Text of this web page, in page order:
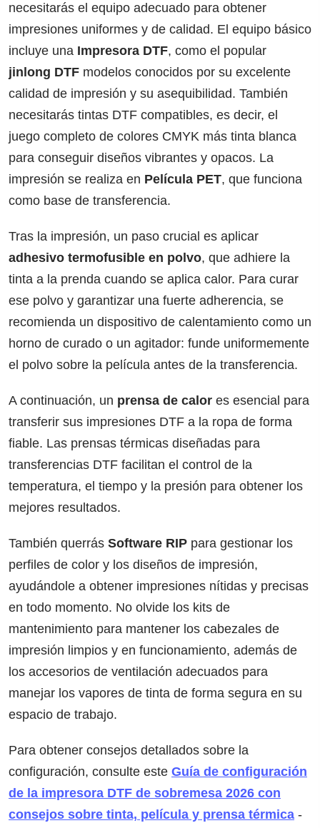
necesitarás el equipo adecuado para obtener
impresiones uniformes y de calidad. El equipo básico
incluye una Impresora DTF, como el popular
jinlong DTF modelos conocidos por su excelente
calidad de impresión y su asequibilidad. También
necesitarás tintas DTF compatibles, es decir, el
juego completo de colores CMYK más tinta blanca
para conseguir diseños vibrantes y opacos. La
impresión se realiza en Película PET, que funciona
como base de transferencia.
Tras la impresión, un paso crucial es aplicar
adhesivo termofusible en polvo, que adhiere la
tinta a la prenda cuando se aplica calor. Para curar
ese polvo y garantizar una fuerte adherencia, se
recomienda un dispositivo de calentamiento como un
horno de curado o un agitador: funde uniformemente
el polvo sobre la película antes de la transferencia.
A continuación, un prensa de calor es esencial para
transferir sus impresiones DTF a la ropa de forma
fiable. Las prensas térmicas diseñadas para
transferencias DTF facilitan el control de la
temperatura, el tiempo y la presión para obtener los
mejores resultados.
También querrás Software RIP para gestionar los
perfiles de color y los diseños de impresión,
ayudándole a obtener impresiones nítidas y precisas
en todo momento. No olvide los kits de
mantenimiento para mantener los cabezales de
impresión limpios y en funcionamiento, además de
los accesorios de ventilación adecuados para
manejar los vapores de tinta de forma segura en su
espacio de trabajo.
Para obtener consejos detallados sobre la
configuración, consulte este Guía de configuración
de la impresora DTF de sobremesa 2026 con
consejos sobre tinta, película y prensa térmica -